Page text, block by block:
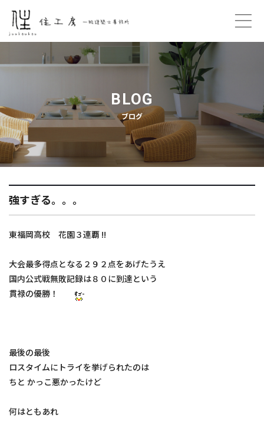
プロフィール
ご契約の流れ
住工房のこと
プライバシーポリシー
施工実績
BLOG
ブログ
強すぎる。。。
東福岡高校 花園３連覇 !!
大会最多得点となる２９２点をあげたうえ
国内公式戦無敗記録は８０に到達という
貫禄の優勝！
最後の最後
ロスタイムにトライを挙げられたのは
ちと かっこ悪かったけど
何はともあれ